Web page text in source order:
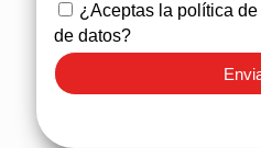
¿Aceptas la política
de datos?